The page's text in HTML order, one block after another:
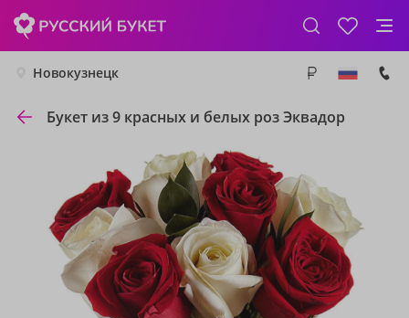
Новокузнецк
Букет из 9 красных и белых роз Эквадор